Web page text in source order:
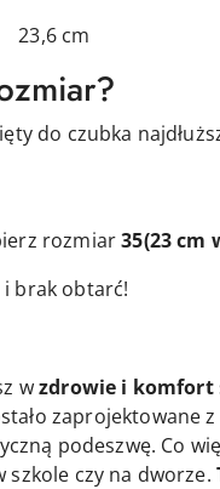
do czubka
rozmiar35(23 cm
brak obtarć!
wzdrowie i komfort
zaprojektowane
podeszwę. Co
czy na dworze.